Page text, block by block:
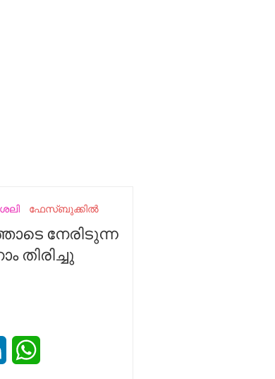
ഫേസ്ബുക്കിൽ
നേരിടുന്ന
തിരിച്ചു
LinkedIn